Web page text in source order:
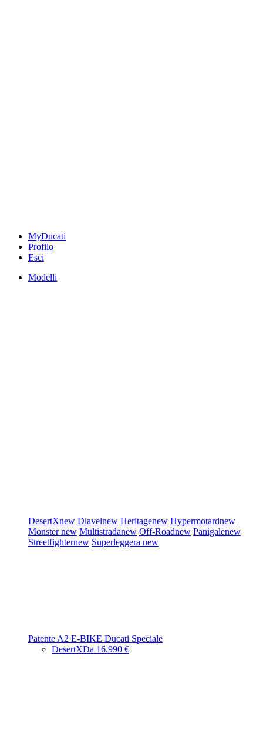
MyDucati
Profilo
Esci
Modelli
DesertXnew Diavelnew Heritagenew Hypermotardnew
Monsternew Multistradanew Off-Roadnew Panigalenew
Streetfighternew Superleggera new
Patente A2 E-BIKE Ducati Speciale
DesertXDa 16.990 €